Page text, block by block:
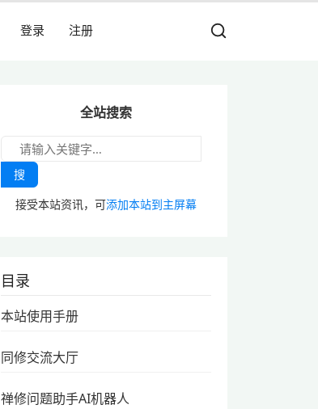
登录 注册
全站搜索
搜
接受本站资讯，可添加本站到主屏幕
目录
本站使用手册
同修交流大厅
禅修问题助手AI机器人